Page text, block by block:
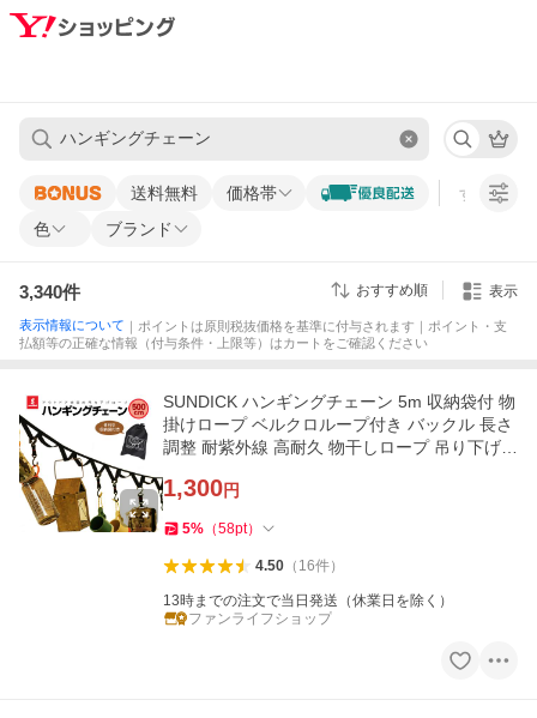
送料無料 価格帯 すべての条
色 ブランド
3,340件 おすすめ順 表示
表示情報について ｜ポイントは原則税抜価格を基準に付与されます｜ポイント・支
払額等の正確な情報（付与条件・上限等）はカートをご確認ください
SUNDICK ハンギングチェーン 5m 収納袋付 物
掛けロープ ベルクロループ付き バックル 長さ
調整 耐紫外線 高耐久 物干しロープ 吊り下げ
1,300円
5% （58pt）
4.50（ 16件）
13時までの注文で当日発送（休業日を除く）
ファンライフショップ